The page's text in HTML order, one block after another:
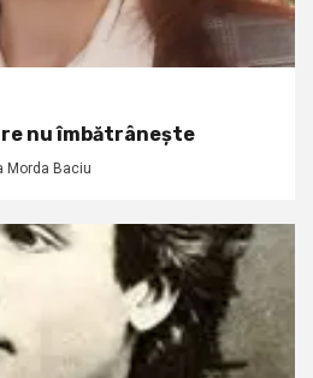
nu îmbătrânește
Morda Baciu